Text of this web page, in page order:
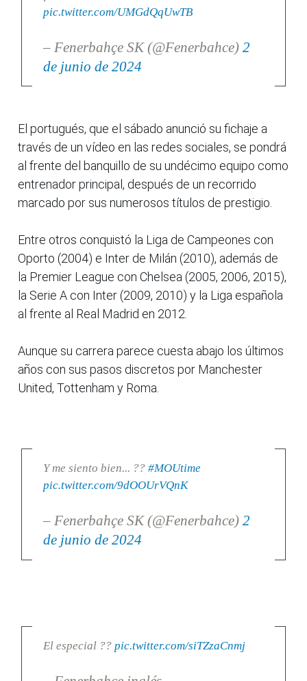
pic.twitter.com/UMGdQqUwTB
– Fenerbahçe SK (@Fenerbahce) 2
de junio de 2024
El portugués, que el sábado anunció su fichaje a
través de un vídeo en las redes sociales, se pondrá
al frente del banquillo de su undécimo equipo como
entrenador principal, después de un recorrido
marcado por sus numerosos títulos de prestigio.
Entre otros conquistó la Liga de Campeones con
Oporto (2004) e Inter de Milán (2010), además de
la Premier League con Chelsea (2005, 2006, 2015),
la Serie A con Inter (2009, 2010) y la Liga española
al frente al Real Madrid en 2012.
Aunque su carrera parece cuesta abajo los últimos
años con sus pasos discretos por Manchester
United, Tottenham y Roma.
Y me siento bien... ?? #MOUtime
pic.twitter.com/9dOOUrVQnK
– Fenerbahçe SK (@Fenerbahce) 2
de junio de 2024
El especial ?? pic.twitter.com/siTZzaCnmj